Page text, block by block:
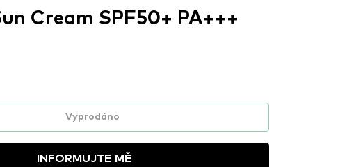
Cream SPF50+ PA+++
Vyprodáno
INFORMUJTE MĚ